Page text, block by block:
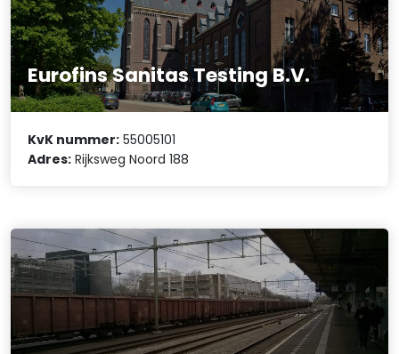
Eurofins Sanitas Testing B.V.
KvK nummer: 55005101
Adres: Rijksweg Noord 188